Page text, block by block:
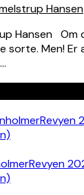
Hansen
Hansen Om
sorte. Men!